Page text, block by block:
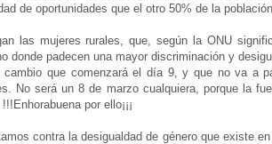
de oportunidades que el otro 50% de la
las mujeres rurales, que, según la ONU
donde padecen una mayor discriminación y
que comenzará el día 9, y que no va a
No será un 8 de marzo cualquiera, porque la
por ello¡¡¡
contra la desigualdad de género que existe